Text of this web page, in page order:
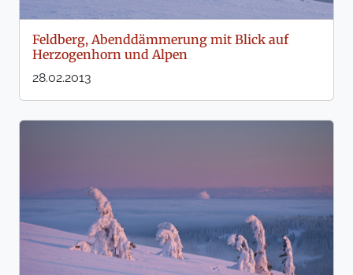
Feldberg, Abenddämmerung mit Blick auf
Herzogenhorn und Alpen
28.02.2013